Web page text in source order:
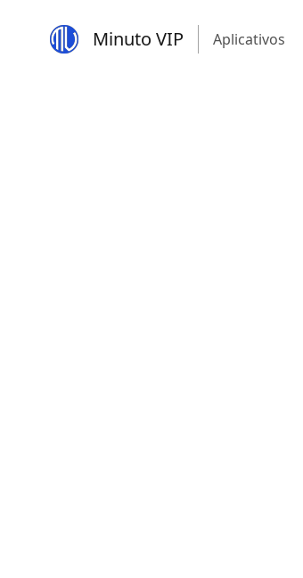
Minuto VIP Aplicativos